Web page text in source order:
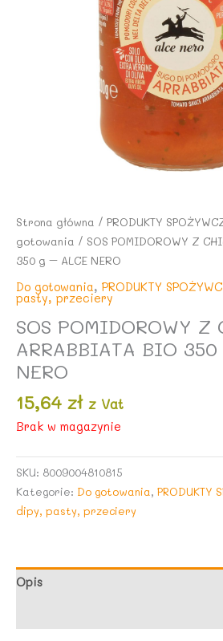
Strona główna / PRODUKTY
gotowania / SOS POMIDOROWY Z
350 g – ALCE NERO
Do gotowania, PRODUKTY
pasty, przeciery
SOS POMIDOROWY Z
ARRABBIATA BIO
NERO
15,64 zł z Vat
Brak w magazynie
SKU: 8009004810815
Kategorie: Do gotowania, PRODUKTY
dipy, pasty, przeciery
Opis